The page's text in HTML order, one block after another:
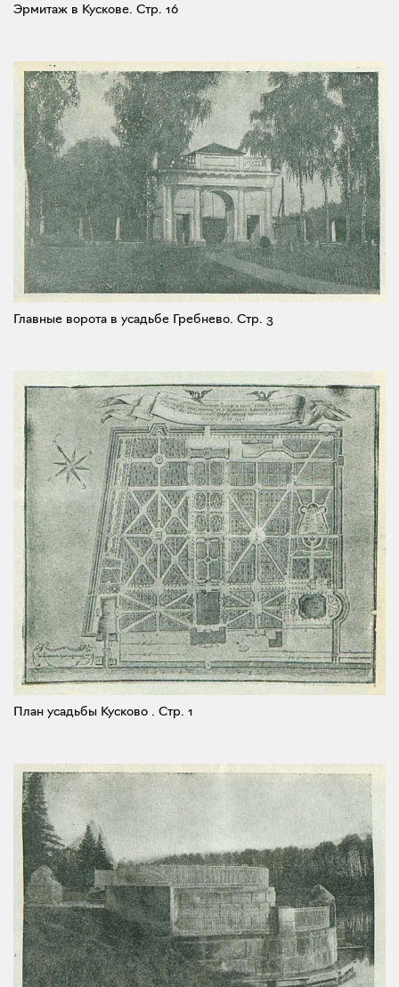
Эрмитаж в Кускове. Стр. 16
Главные ворота в усадьбе Гребнево. Стр. 3
План усадьбы Кусково . Стр. 1